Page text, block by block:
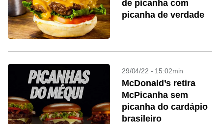
de picanha com
picanha de verdade
29/04/22 - 15:02min
McDonald’s retira
McPicanha sem
picanha do cardápio
brasileiro